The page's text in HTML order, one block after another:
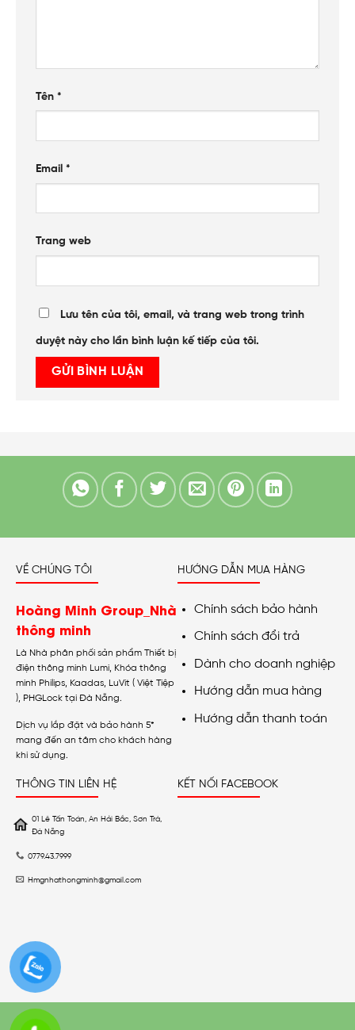
Tên *
Email *
Trang web
Lưu tên của tôi, email, và trang web trong trình
duyệt này cho lần bình luận kế tiếp của tôi.
VỀ CHÚNG TÔI
Hoàng Minh Group_Nhà
thông minh
Là Nhà phân phối sản phẩm Thiết bị
điện thông minh Lumi, Khóa thông
minh Philips, Kaadas, LuVit ( Việt Tiệp
), PHGLock tại Đà Nẵng.
Dịch vụ lắp đặt và bảo hành 5*
mang đến an tâm cho khách hàng
khi sử dụng.
HƯỚNG DẪN MUA HÀNG
Chính sách bảo hành
Chính sách đổi trả
Dành cho doanh nghiệp
Hướng dẫn mua hàng
Hướng dẫn thanh toán
THÔNG TIN LIÊN HỆ
01 Lê Tấn Toán, An Hải Bắc, Sơn Trà,
Đà Nẵng
0779.43.7999
Hmgnhathongminh@gmail.com
KẾT NỐI FACEBOOK